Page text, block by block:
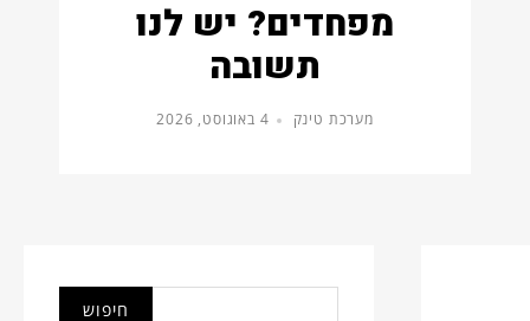
מפחדים? יש לנו
תשובה
מערכת טינק 4 באוגוסט, 2026